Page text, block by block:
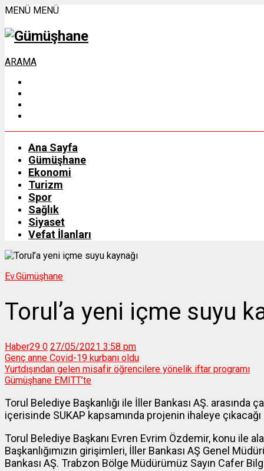
MENÜ MENÜ
ARAMA
Ana Sayfa
Gümüşhane
Ekonomi
Turizm
Spor
Sağlık
Siyaset
Vefat İlanları
Ev.Gümüşhane
Torul’a yeni içme suyu
Haber29 0 27/05/2021 3:58 pm
Genç anne Covid-19 kurbanı oldu
Yurtdışından gelen misafir öğrencilere yönelik iftar programı
Gümüşhane EMITT’te
Torul Belediye Başkanlığı ile İller Bankası AŞ. arasında
içerisinde SUKAP kapsamında projenin ihaleye
Torul Belediye Başkanı Evren Evrim Özdemir, konu ile
Başkanlığımızın girişimleri, İller Bankası AŞ Genel
Bankası AŞ. Trabzon Bölge Müdürümüz Sayın Cafer